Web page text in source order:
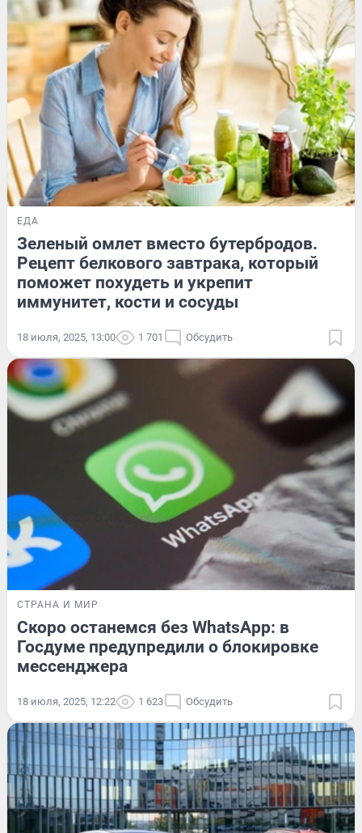
ЕДА
Зеленый омлет вместо бутербродов.
Рецепт белкового завтрака, который
поможет похудеть и укрепит
иммунитет, кости и сосуды
18 июля, 2025, 13:00 1 701 Обсудить
СТРАНА И МИР
Скоро останемся без WhatsApp: в
Госдуме предупредили о блокировке
мессенджера
18 июля, 2025, 12:22 1 623 Обсудить